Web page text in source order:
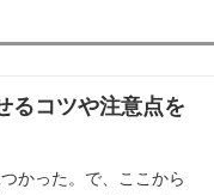
るコツや注意点を
かった。で、ここから